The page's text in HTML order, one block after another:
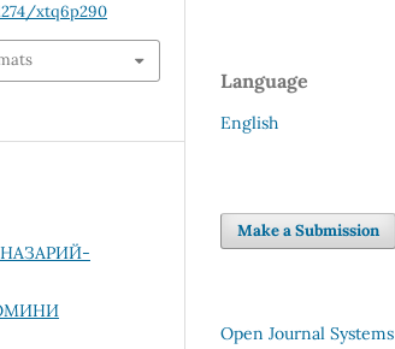
xtq6p290
Language
English
Make a Submission
Open Journal Systems